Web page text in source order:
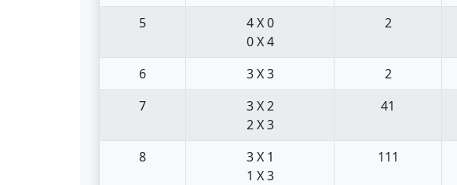
5
4 X 0
0 X 4
2
6 3 X 3 2
7
3 X 2
2 X 3
41
8
3 X 1
1 X 3
111